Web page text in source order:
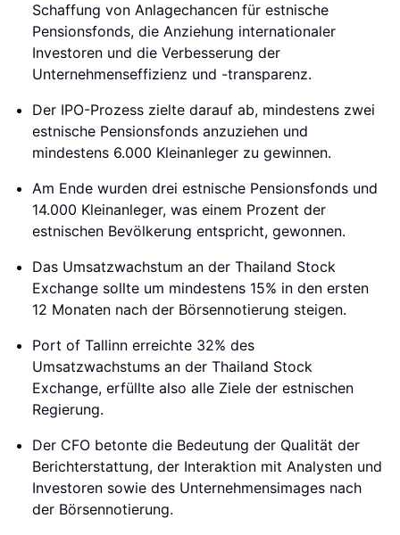
Schaffung von Anlagechancen für estnische
Pensionsfonds, die Anziehung internationaler
Investoren und die Verbesserung der
Unternehmenseffizienz und -transparenz.
Der IPO-Prozess zielte darauf ab, mindestens zwei
estnische Pensionsfonds anzuziehen und
mindestens 6.000 Kleinanleger zu gewinnen.
Am Ende wurden drei estnische Pensionsfonds und
14.000 Kleinanleger, was einem Prozent der
estnischen Bevölkerung entspricht, gewonnen.
Das Umsatzwachstum an der Thailand Stock
Exchange sollte um mindestens 15% in den ersten
12 Monaten nach der Börsennotierung steigen.
Port of Tallinn erreichte 32% des
Umsatzwachstums an der Thailand Stock
Exchange, erfüllte also alle Ziele der estnischen
Regierung.
Der CFO betonte die Bedeutung der Qualität der
Berichterstattung, der Interaktion mit Analysten und
Investoren sowie des Unternehmensimages nach
der Börsennotierung.